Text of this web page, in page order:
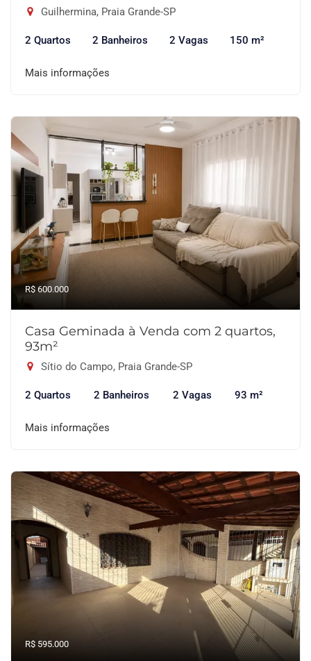
Guilhermina, Praia Grande-SP
2 Quartos 2 Banheiros 2 Vagas 150 m²
Mais informações
R$ 600.000
Casa Geminada à Venda com 2 quartos,
93m²
Sítio do Campo, Praia Grande-SP
2 Quartos 2 Banheiros 2 Vagas 93 m²
Mais informações
R$ 595.000